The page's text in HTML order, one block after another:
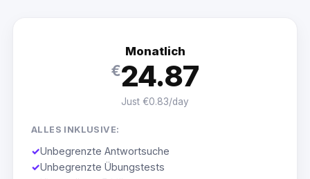
Monatlich
€24.87
Just €0.83/day
ALLES INKLUSIVE:
✓Unbegrenzte Antwortsuche
✓Unbegrenzte Übungstests